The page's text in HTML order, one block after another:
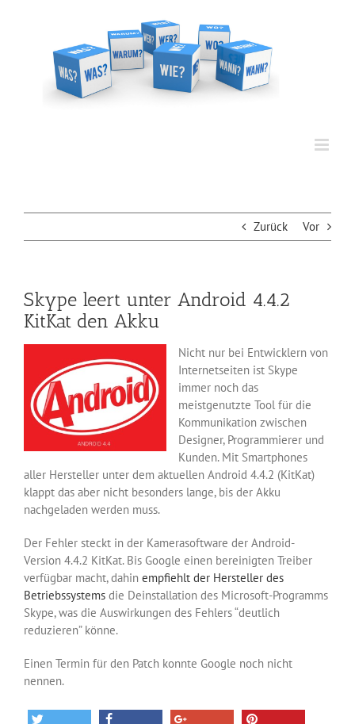
Zurück Vor
Skype leert unter Android 4.4.2
KitKat den Akku
Nicht nur bei Entwicklern von
Internetseiten ist Skype
immer noch das
meistgenutzte Tool für die
Kommunikation zwischen
Designer, Programmierer und
Kunden. Mit Smartphones
aller Hersteller unter dem aktuellen Android 4.4.2 (KitKat)
klappt das aber nicht besonders lange, bis der Akku
nachgeladen werden muss.
Der Fehler steckt in der Kamerasoftware der Android-
Version 4.4.2 KitKat. Bis Google einen bereinigten Treiber
verfügbar macht, dahin empfiehlt der Hersteller des
Betriebssystems die Deinstallation des Microsoft-Programms
Skype, was die Auswirkungen des Fehlers “deutlich
reduzieren” könne.
Einen Termin für den Patch konnte Google noch nicht
nennen.